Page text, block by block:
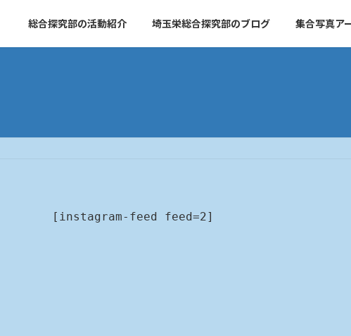
総合探究部の活動紹介 埼玉栄総合探究部のブログ 集合写真ア
[instagram-feed feed=2]